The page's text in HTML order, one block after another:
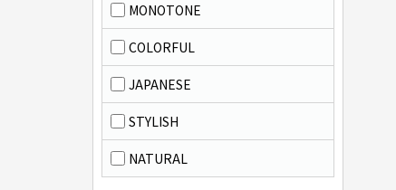
MONOTONE
COLORFUL
JAPANESE
STYLISH
NATURAL